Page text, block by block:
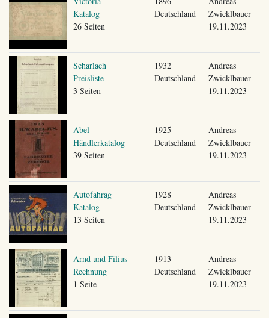
Katalog
26 Seiten
Deutschland
Zwicklbauer
19.11.2023
Scharlach
Preisliste
3 Seiten
1932
Deutschland
Andreas
Zwicklbauer
19.11.2023
Abel
Händlerkatalog
39 Seiten
1925
Deutschland
Andreas
Zwicklbauer
19.11.2023
Autofahrag
Katalog
13 Seiten
1928
Deutschland
Andreas
Zwicklbauer
19.11.2023
Arnd und Filius
Rechnung
1 Seite
1913
Deutschland
Andreas
Zwicklbauer
19.11.2023